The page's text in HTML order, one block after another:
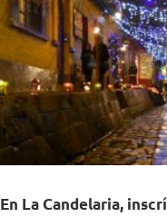
En La Candelaria,